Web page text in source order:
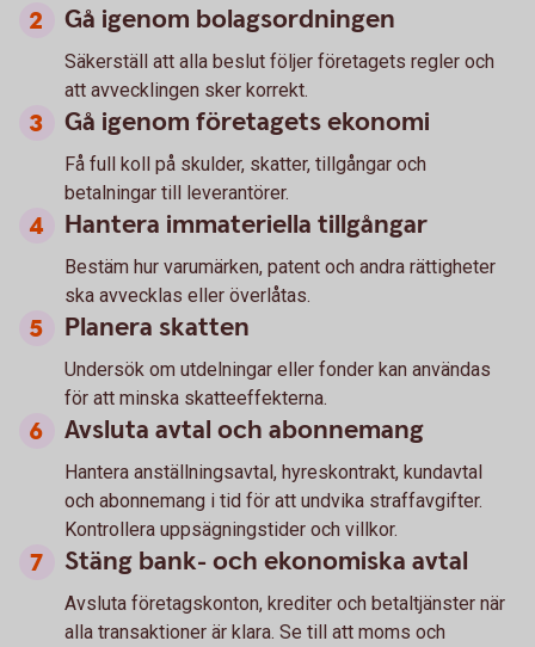
Gå igenom bolagsordningen
Säkerställ att alla beslut följer företagets regler och
att avvecklingen sker korrekt.
Gå igenom företagets ekonomi
Få full koll på skulder, skatter, tillgångar och
betalningar till leverantörer.
Hantera immateriella tillgångar
Bestäm hur varumärken, patent och andra rättigheter
ska avvecklas eller överlåtas.
Planera skatten
Undersök om utdelningar eller fonder kan användas
för att minska skatteeffekterna.
Avsluta avtal och abonnemang
Hantera anställningsavtal, hyreskontrakt, kundavtal
och abonnemang i tid för att undvika straffavgifter.
Kontrollera uppsägningstider och villkor.
Stäng bank- och ekonomiska avtal
Avsluta företagskonton, krediter och betaltjänster när
alla transaktioner är klara. Se till att moms och